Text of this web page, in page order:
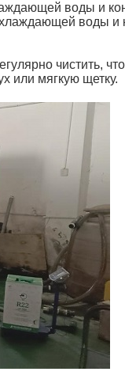
воды и
воды
чистить,
или мягкую щетку.